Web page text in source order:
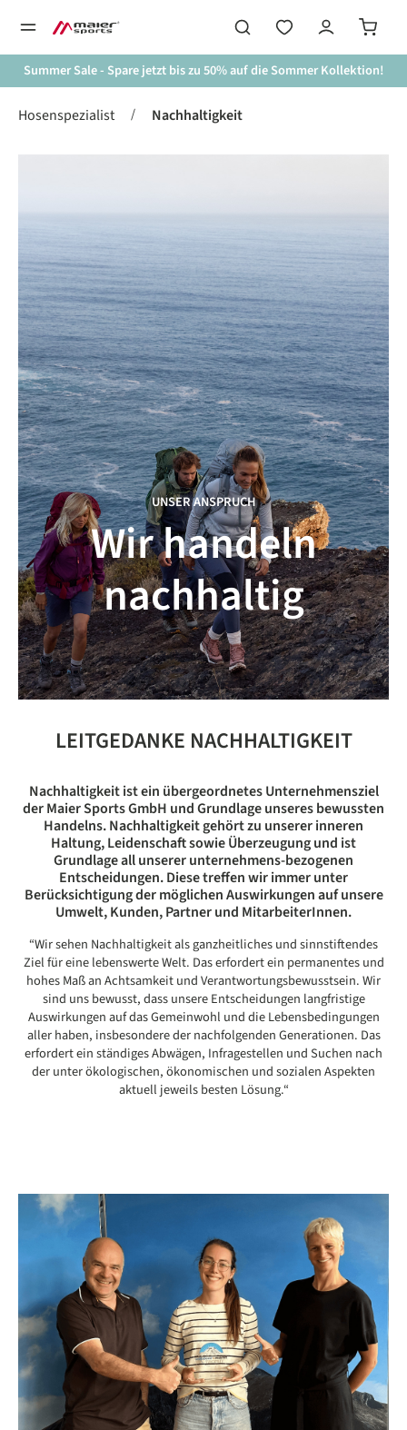
springen
Summer Sale - Spare jetzt bis zu 50% auf die Sommer Kollektion!
Hosenspezialist / Nachhaltigkeit
UNSER ANSPRUCH
Wir handeln
nachhaltig
LEITGEDANKE NACHHALTIGKEIT
Nachhaltigkeit ist ein übergeordnetes Unternehmensziel
der Maier Sports GmbH und Grundlage unseres bewussten
Handelns. Nachhaltigkeit gehört zu unserer inneren
Haltung, Leidenschaft sowie Überzeugung und ist
Grundlage all unserer unternehmens-bezogenen
Entscheidungen. Diese treffen wir immer unter
Berücksichtigung der möglichen Auswirkungen auf unsere
Umwelt, Kunden, Partner und MitarbeiterInnen.
“Wir sehen Nachhaltigkeit als ganzheitliches und sinnstiftendes
Ziel für eine lebenswerte Welt. Das erfordert ein permanentes und
hohes Maß an Achtsamkeit und Verantwortungsbewusstsein. Wir
sind uns bewusst, dass unsere Entscheidungen langfristige
Auswirkungen auf das Gemeinwohl und die Lebensbedingungen
aller haben, insbesondere der nachfolgenden Generationen. Das
erfordert ein ständiges Abwägen, Infragestellen und Suchen nach
der unter ökologischen, ökonomischen und sozialen Aspekten
aktuell jeweils besten Lösung.“